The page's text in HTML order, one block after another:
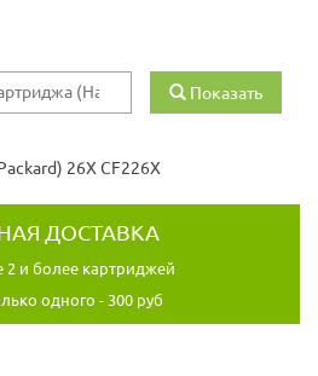
Показать
ДОСТАВКА
2 и более картриджей
одного - 300 руб